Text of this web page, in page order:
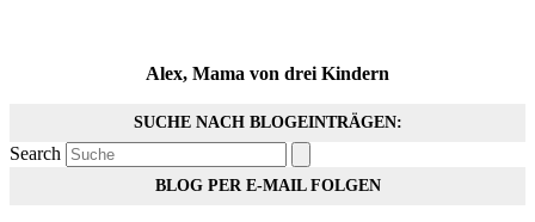
Alex, Mama von drei Kindern
SUCHE NACH BLOGEINTRÄGEN:
Search
BLOG PER E-MAIL FOLGEN